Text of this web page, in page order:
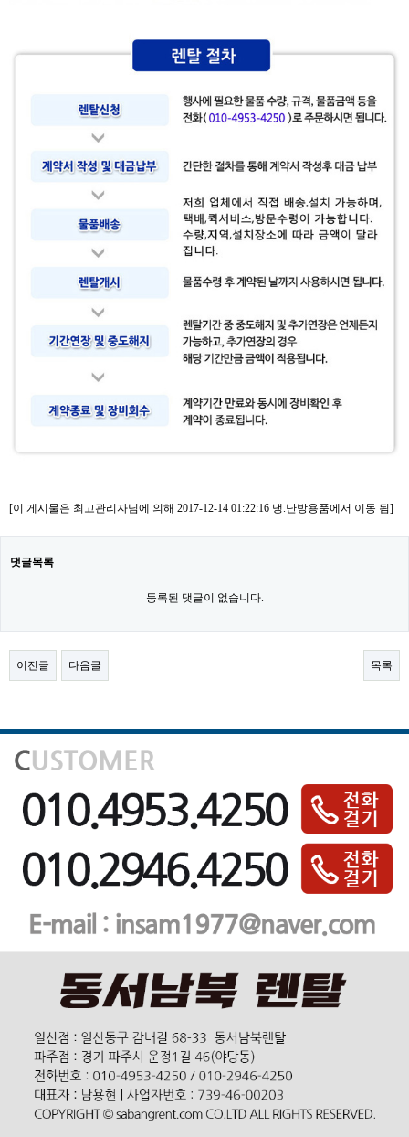
[이 게시물은 최고관리자님에 의해 2017-12-14 01:22:16 냉.난방용품에서 이동 됨]
댓글목록
등록된 댓글이 없습니다.
이전글 다음글 목록